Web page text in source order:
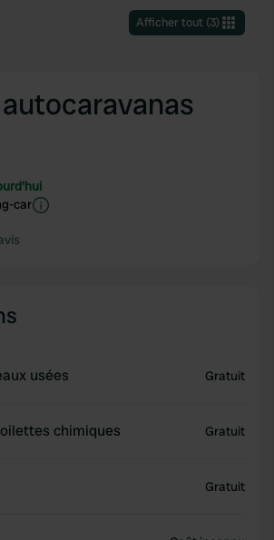
Afficher tout(3)
car
usées Gratuit
chimiques Gratuit
Gratuit